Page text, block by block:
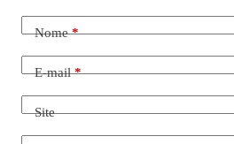
Nome*
E-mail*
Site